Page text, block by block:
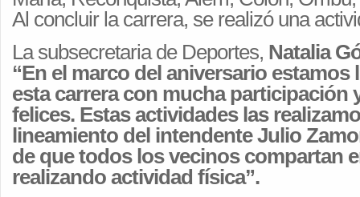
Al concluir la carrera, se realizó una
La subsecretaria de Deportes, Natalia
“En el marco del aniversario estamos
esta carrera con mucha participación
felices. Estas actividades las
lineamiento del intendente Julio
de que todos los vecinos compartan
realizando actividad física”.